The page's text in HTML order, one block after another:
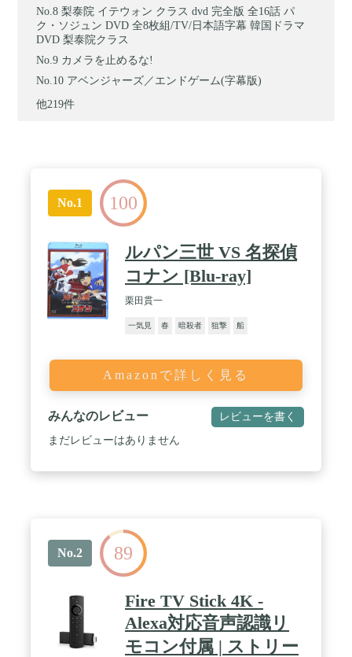
梨泰院 イテウォン クラス dvd 完全版 全16話 パ
ク・ソジュン DVD 全8枚組/TV/日本語字幕 韓国ドラマ
DVD 梨泰院クラス
カメラを止めるな!
アベンジャーズ／エンドゲーム(字幕版)
他219件
No.1 100
ルパン三世 VS 名探偵
コナン [Blu-ray]
栗田貫一
一気見 春 暗殺者 狙撃 船
Amazonで詳しく見る
みんなのレビュー レビューを書く
まだレビューはありません
No.2 89
Fire TV Stick 4K -
Alexa対応音声認識リ
モコン付属 | ストリー